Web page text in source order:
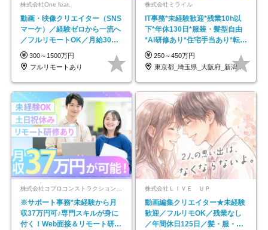
株式会社One feat.
動画・映像クリエイター（SNS
マーケ）／経験ゼロから一流へ
／フルリモートOK／月給30万
円～／年休130日以上
300～1500万円
フルリモートあり
株式会社ミライル
IT事務*未経験歓迎*残業10h以
下*年休130日*服装・髪型自由
*AI研修あり*住宅手当あり*転勤
なし
250～450万円
東京都_埼玉県_大阪府_新潟県_福岡県
※サポート事務*未経験から月
収37万円可♪専門スキルが身に
付く！Web面接＆リモート研修
株式会社ＬＩＶＥ ＵＰ
動画編集クリエイター★未経験
歓迎／フルリモOK／残業なし
／年間休日125日／髪・服・ネ